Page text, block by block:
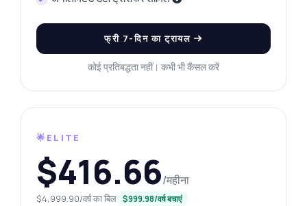
फ्री 7-दिन का ट्रायल
कोई प्रतिबद्धता नहीं। कभी भी कैंसल करें
🌟ELITE
$416.66/महीना
$4,999.90/वर्ष का बिल $999.98/वर्ष बचाएं